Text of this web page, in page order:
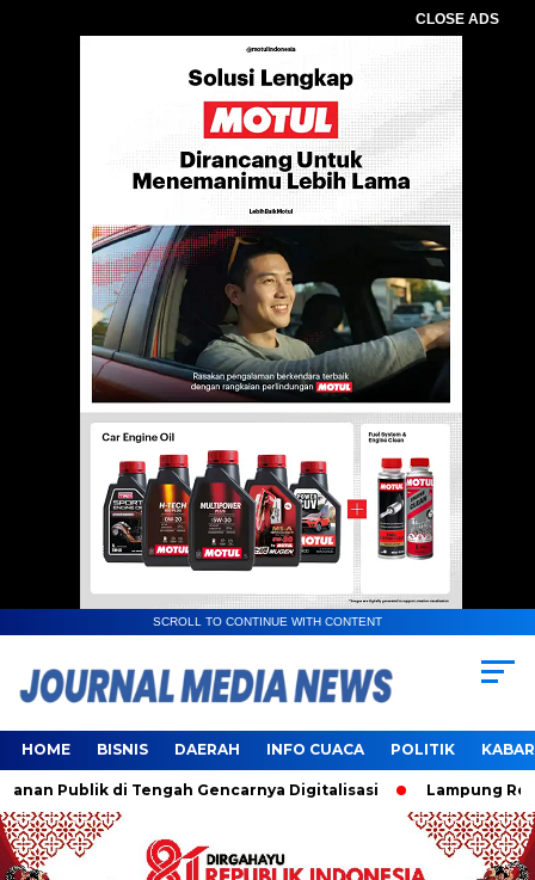
CLOSE ADS
SCROLL TO CONTINUE WITH CONTENT
HOME BISNIS DAERAH INFO CUACA POLITIK
Publik di Tengah Gencarnya Digitalisasi Lampung Resmi